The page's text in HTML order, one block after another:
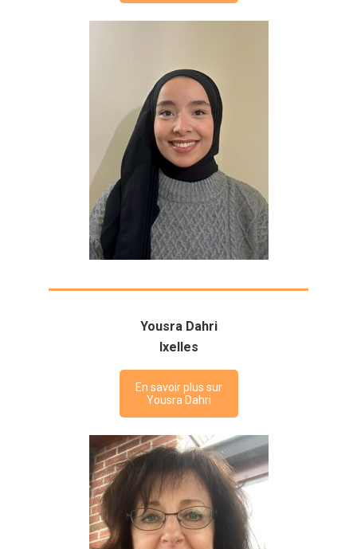
Yousra Dahri
Ixelles
En savoir plus sur
Yousra Dahri